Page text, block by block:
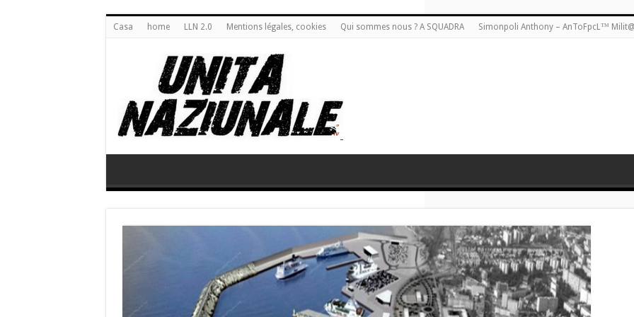
Casa home LLN 2.0 Mentions légales, cookies Qui sommes nous ? A SQUADRA Simonpoli Anthony – AnToFpcL™